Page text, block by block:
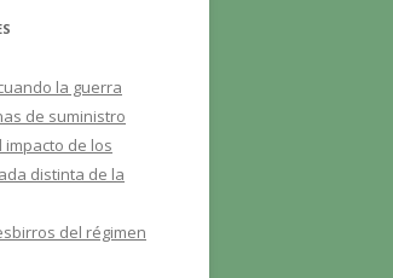
la guerra
de suministro
impacto de los
distinta de la
del régimen